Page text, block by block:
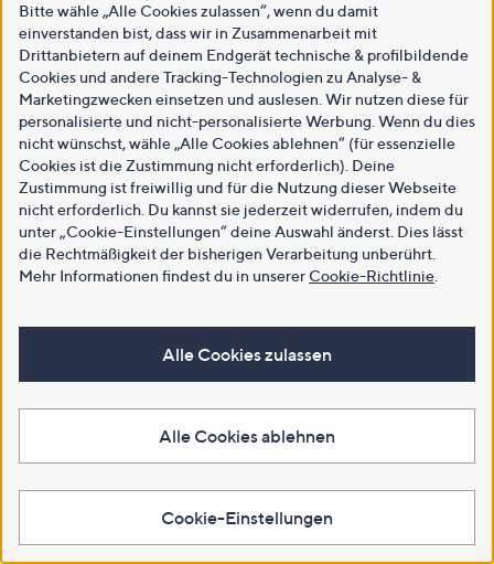
Bitte wähle „Alle Cookies zulassen“, wenn du damit
einverstanden bist, dass wir in Zusammenarbeit mit
Drittanbietern auf deinem Endgerät technische & profilbildende
Cookies und andere Tracking-Technologien zu Analyse- &
Marketingzwecken einsetzen und auslesen. Wir nutzen diese für
personalisierte und nicht-personalisierte Werbung. Wenn du dies
nicht wünschst, wähle „Alle Cookies ablehnen“ (für essenzielle
Cookies ist die Zustimmung nicht erforderlich). Deine
Zustimmung ist freiwillig und für die Nutzung dieser Webseite
nicht erforderlich. Du kannst sie jederzeit widerrufen, indem du
unter „Cookie-Einstellungen“ deine Auswahl änderst. Dies lässt
die Rechtmäßigkeit der bisherigen Verarbeitung unberührt.
Mehr Informationen findest du in unsererCookie-Richtlinie
Alle Cookies zulassen
Alle Cookies ablehnen
Cookie-Einstellungen